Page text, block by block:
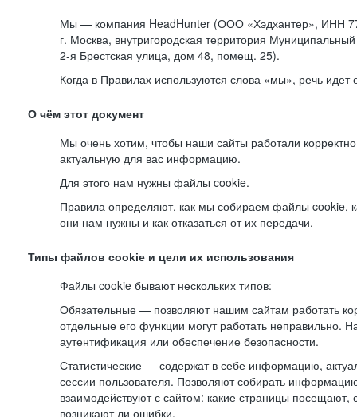
Мы — компания HeadHunter (ООО «Хэдхантер», ИНН
г. Москва, внутригородская территория Муниципальный
2-я Брестская улица, дом 48, помещ. 25).
Когда в Правилах используются слова «мы», речь
О чём этот документ
Мы очень хотим, чтобы наши сайты работали
актуальную для вас информацию.
Для этого нам нужны файлы cookie.
Правила определяют, как мы собираем файлы cookie,
они нам нужны и как отказаться от их передачи.
Типы файлов cookie и цели их использования
Файлы cookie бывают нескольких типов:
Обязательные — позволяют нашим сайтам работать
отдельные его функции могут работать неправильно.
аутентификация или обеспечение безопасности.
Статистические — содержат в себе информацию,
сессии пользователя. Позволяют собирать
взаимодействуют с сайтом: какие страницы посещают,
возникают ли ошибки.